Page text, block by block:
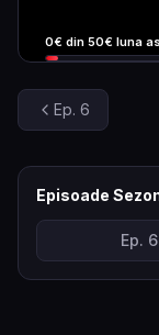
0€ din 50€ luna
Ep. 6
Episoade
Ep. 6